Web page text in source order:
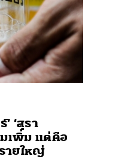
‘สุรา
มเพิ่ม แต่คือ
ายใหญ่
ค้นหา